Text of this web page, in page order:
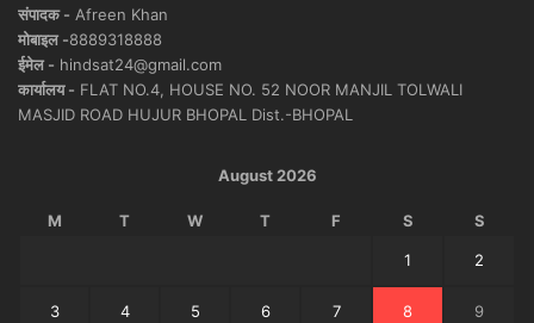
संपादक - Afreen Khan
मोबाइल -8889318888
ईमेल - hindsat24@gmail.com
कार्यालय - FLAT NO.4, HOUSE NO. 52 NOOR MANJIL TOLWALI
MASJID ROAD HUJUR BHOPAL Dist.-BHOPAL
August 2026
M T W T F S S
1 2
3 4 5 6 7 8 9